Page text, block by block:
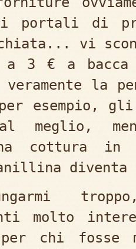
portali di
vi
a 3 € a
veramente la
esempio,
al meglio,
cottura
diventa
molto
chi fosse